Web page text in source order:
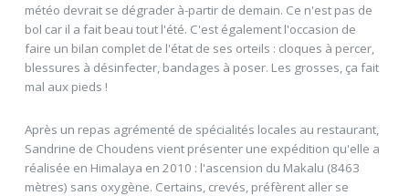
météo devrait se dégrader à-partir de demain. Ce n'est pas de
bol car il a fait beau tout l'été. C'est également l'occasion de
faire un bilan complet de l'état de ses orteils : cloques à percer,
blessures à désinfecter, bandages à poser. Les grosses, ça fait
mal aux pieds !
Après un repas agrémenté de spécialités locales au restaurant,
Sandrine de Choudens vient présenter une expédition qu'elle a
réalisée en Himalaya en 2010 : l'ascension du Makalu (8463
mètres) sans oxygène. Certains, crevés, préfèrent aller se